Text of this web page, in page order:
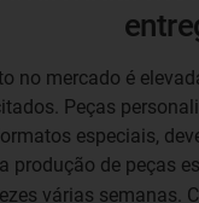
no mercado é
Peças
especiais,
produção de peças
várias semanas.